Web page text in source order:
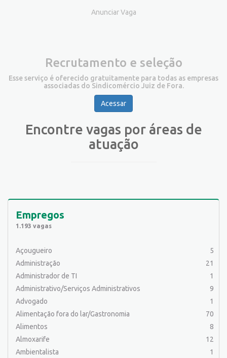
Anunciar Vaga
Recrutamento e seleção
Esse serviço é oferecido gratuitamente para todas as empresas
associadas do Sindicomércio Juiz de Fora.
Acessar
Encontre vagas por áreas de
atuação
Empregos
1.193 vagas
Açougueiro
5
Administração
21
Administrador de TI
1
Administrativo/Serviços Administrativos
9
Advogado
1
Alimentação fora do lar/Gastronomia
70
Alimentos
8
Almoxarife
12
Ambientalista
1